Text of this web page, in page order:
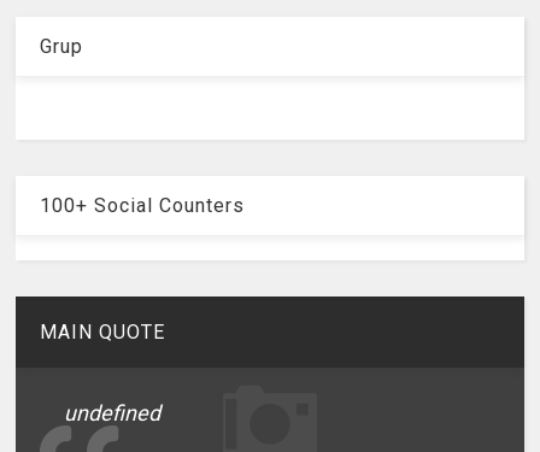
Grup
100+ Social Counters
MAIN QUOTE
undefined